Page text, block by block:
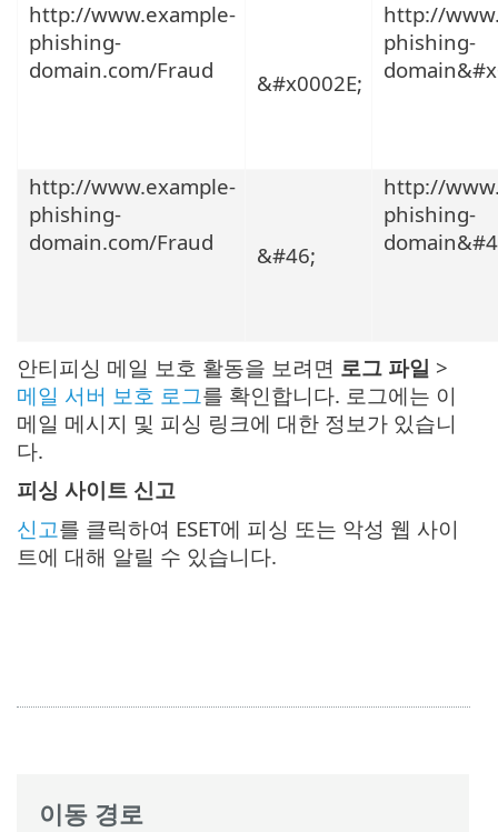
이동 경로
http://www.example-
phishing-
domain.com/Fraud
&#x0002E;
http://
phishing-
http://www.example-
phishing-
domain.com/Fraud
&#46;
http://
phishing-
안티피싱 메일 보호 활동을 보려면 로그 파일 >
메일 서버 보호 로그를 확인합니다. 로그에는 이
메일 메시지 및 피싱 링크에 대한 정보가 있습니
다.
피싱 사이트 신고
신고를 클릭하여 ESET에 피싱 또는 악성 웹 사이
트에 대해 알릴 수 있습니다.